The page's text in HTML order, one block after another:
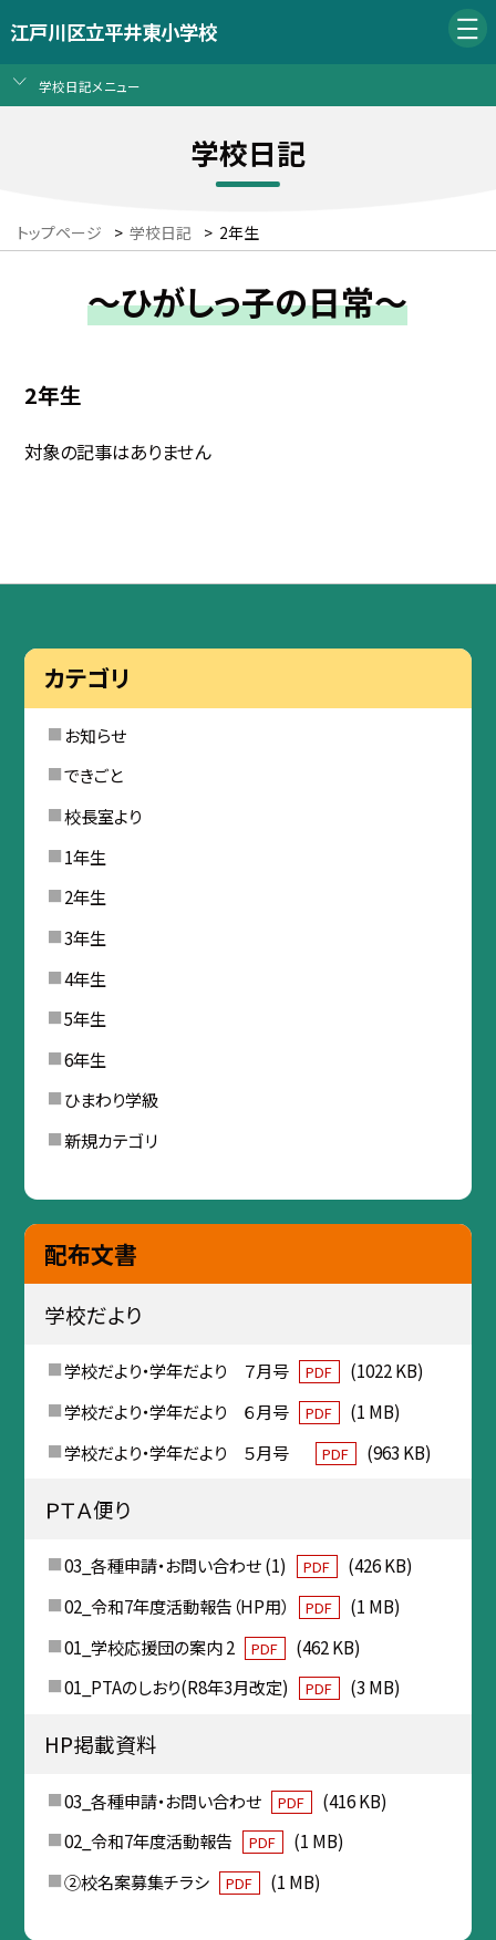
江戸川区立平井東小学校
学校日記メニュー
学校日記
トップページ > 学校日記 > 2年生
～ひがしっ子の日常～
2年生
対象の記事はありません
カテゴリ
お知らせ
できごと
校長室より
1年生
2年生
3年生
4年生
5年生
6年生
ひまわり学級
新規カテゴリ
配布文書
学校だより
学校だより・学年だより ７月号 PDF
(1022 KB)
学校だより・学年だより ６月号
PDF
(1 MB)
学校だより・学年だより ５月号
PDF (963 KB)
ＰＴＡ便り
03_各種申請・お問い合わせ (1) PDF
(426 KB)
02_令和7年度活動報告（HP用）
PDF
(1 MB)
01_学校応援団の案内 2
PDF
(462 KB)
01_PTAのしおり(R8年3月改定)
PDF (3 MB)
HP掲載資料
03_各種申請・お問い合わせ PDF
(416 KB)
02_令和7年度活動報告
PDF
(1 MB)
②校名案募集チラシ
PDF (1 MB)